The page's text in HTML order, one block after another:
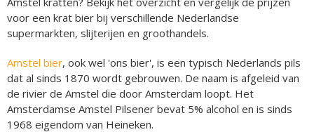
voor een krat bier bij verschillende Nederlandse
supermarkten, slijterijen en groothandels.
Amstel bier, ook wel 'ons bier', is een typisch Nederlands pils
dat al sinds 1870 wordt gebrouwen. De naam is afgeleid van
de rivier de Amstel die door Amsterdam loopt. Het
Amsterdamse Amstel Pilsener bevat 5% alcohol en is sinds
1968 eigendom van Heineken.